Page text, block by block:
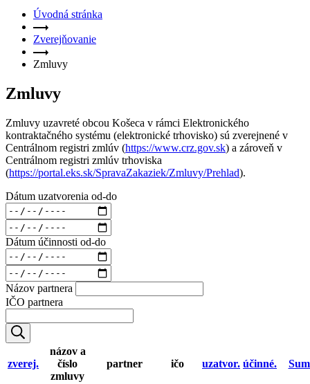
Úvodná stránka
Zverejňovanie
Zmluvy
Zmluvy
Zmluvy uzavreté obcou Košeca v rámci Elektronického
kontraktačného systému (elektronické trhovisko) sú zverejnené v
Centrálnom registri zmlúv (https://www.crz.gov.sk) a zároveň v
Centrálnom registri zmlúv trhoviska
(https://portal.eks.sk/SpravaZakaziek/Zmluvy/Prehlad).
Dátum uzatvorenia od-do
Dátum účinnosti od-do
Názov partnera
IČO partnera
zverej.
názov a
číslo
zmluvy
partner ičo uzatvor. účinné.